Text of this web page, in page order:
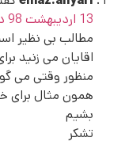
13 اردیبهشت 98 در 06:37
مطالب بی نظیر
اقایان می زنید
منظور وقتی می
همون مثال برای
بشیم
تشکر